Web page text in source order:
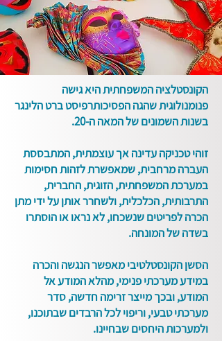
הקונסטלציה המשפחתית היא גישה
פנומנולוגית שהגה הפסיכותרפיסט ברט הלינגר
בשנות השמונים של המאה ה-20.
זוהי טכניקה עדינה אך עוצמתית, המתבססת
העברה מרחבית, שמאפשרת לזהות חסימות
במערכת המשפחתית, הזוגית, החברית,
התרבותית, הכלכלית, ולשחרר אותן על ידי מתן
הכרה לפריטים שנשכחו, לא נראו או הוסתרו
בשדה של המונחה.
הסשן הקונסטלטיבי מאפשר הנגשה והכרה
במידע מערכתי פנימי, מהלא המודע אל
המודע, ובכך מייצר זרימה חדשה, סדר
מערכתי טבעי, וריפוי לכל הרבדים שבתוכנו,
ולמערכות היחסים שבחיינו.